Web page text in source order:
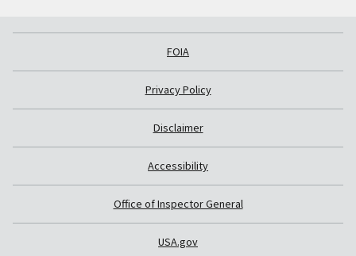
FOIA
Privacy Policy
Disclaimer
Accessibility
Office of Inspector General
USA.gov